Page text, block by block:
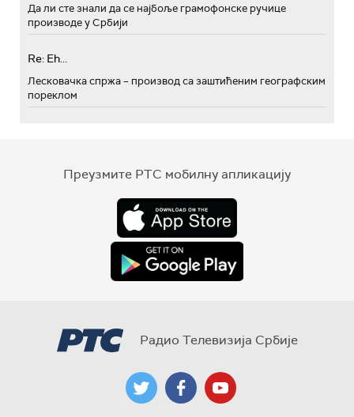
Да ли сте знали да се најбоље грамофонске ручице
производе у Србији
Re: Eh...
Лесковачка спржа – производ са заштићеним географским
пореклом
Преузмите РТС мобилну апликацију
Радио Телевизија Србије